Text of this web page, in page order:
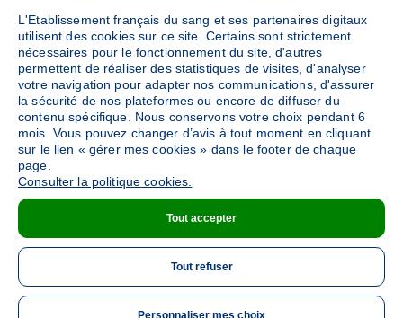
PRENDRE RENDEZ-VOUS
BOURGES(Bourges - Lycée Jacques Coeur - 18000)
Collecte Mobile Sang
Le mardi 29 septembre de 12h30 à 16h30
PRENDRE RENDEZ-VOUS
L'Etablissement français du sang et ses partenaires digitaux
utilisent des cookies sur ce site. Certains sont strictement
nécessaires pour le fonctionnement du site, d'autres
permettent de réaliser des statistiques de visites, d'analyser
votre navigation pour adapter nos communications, d'assurer
la sécurité de nos plateformes ou encore de diffuser du
contenu spécifique. Nous conservons votre choix pendant 6
mois. Vous pouvez changer d’avis à tout moment en cliquant
sur le lien « gérer mes cookies » dans le footer de chaque
page.
Consulter la politique cookies.
Tout accepter
Tout refuser
Personnaliser mes choix